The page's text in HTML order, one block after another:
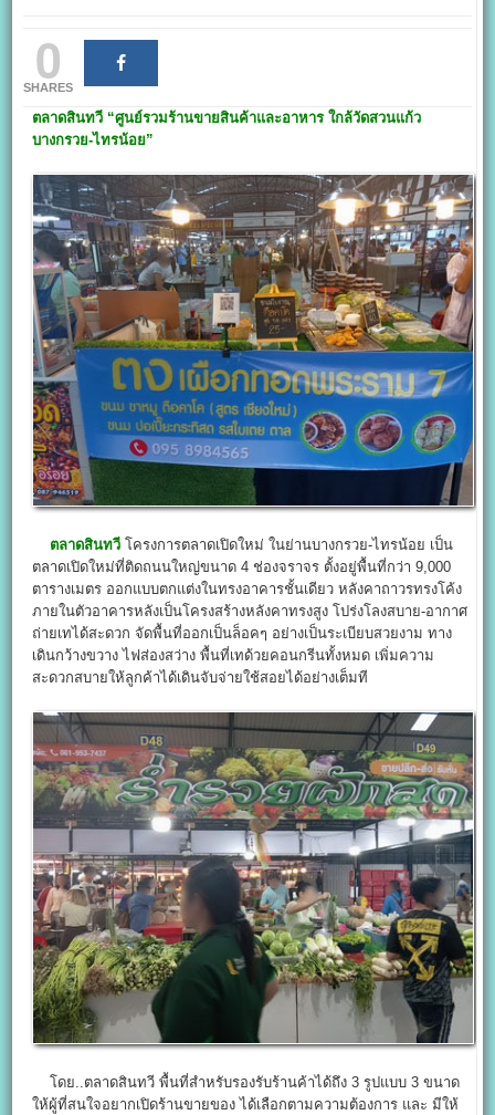
0
SHARES
ตลาดสินทวี “ศูนย์รวมร้านขายสินค้าและอาหาร ใกล้วัดสวนแก้ว
บางกรวย-ไทรน้อย”
ตลาดสินทวี โครงการตลาดเปิดใหม่ ในย่านบางกรวย-ไทรน้อย เป็น
ตลาดเปิดใหม่ที่ติดถนนใหญ่ขนาด 4 ช่องจราจร ตั้งอยู่พื้นที่กว่า 9,000
ตารางเมตร ออกแบบตกแต่งในทรงอาคารชั้นเดียว หลังคาถาวรทรงโค้ง
ภายในตัวอาคารหลังเป็นโครงสร้างหลังคาทรงสูง โปร่งโลงสบาย-อากาศ
ถ่ายเทได้สะดวก จัดพื้นที่ออกเป็นล็อคๆ อย่างเป็นระเบียบสวยงาม ทาง
เดินกว้างขวาง ไฟส่องสว่าง พื้นที่เทด้วยคอนกรีนทั้งหมด เพิ่มความ
สะดวกสบายให้ลูกค้าได้เดินจับจ่ายใช้สอยได้อย่างเต็มที
โดย..ตลาดสินทวี พื้นที่สำหรับรองรับร้านค้าได้ถึง 3 รูปแบบ 3 ขนาด
ให้ผู้ที่สนใจอยากเปิดร้านขายของ ได้เลือกตามความต้องการ และ มีให้